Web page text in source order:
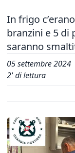
In frigo
branzini e 5 di
saranno
05 settembre 2024
2' di lettura